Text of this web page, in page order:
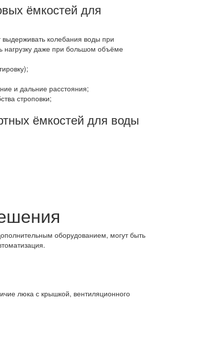
ёмкостей для
выдерживать колебания воды при
нагрузку даже при большом объёме
и дальние расстояния;
строповки;
ёмкостей для воды
оборудованием, могут быть
люка с крышкой, вентиляционного